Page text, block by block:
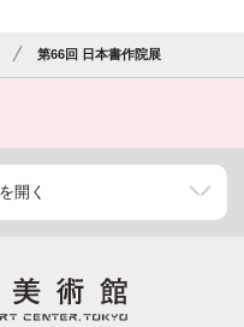
第66回 日本書作院展
開く